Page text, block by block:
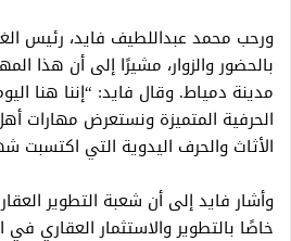
ورحب محمد عبداللطيف فايد، رئيس
بالحضور والزوار، مشيرًا إلى أن هذا
مدينة دمياط. وقال فايد: “إننا هنا
الحرفية المتميزة ونستعرض مهارات
الأثاث والحرف اليدوية التي اكتسبت
وأشار فايد إلى أن شعبة التطوير
خاصًا بالتطوير والاستثمار العقاري في